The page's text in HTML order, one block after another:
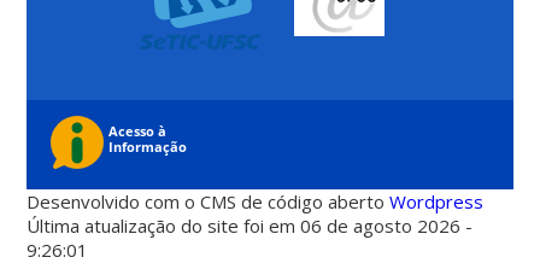
Desenvolvido com o CMS de código abertoWordpress
Última atualização do site foi em 06 de agosto 2026 -
9:26:01